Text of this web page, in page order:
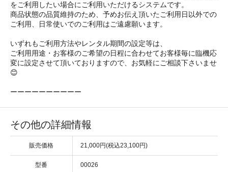
をご利用したい場合にご利用いただけるシステムです。
商品状態の品質維持のため、予めお伝え頂いたご利用日以外での
ご利用、日常使いでのご利用はご遠慮願います。
いずれもご利用方法やレンタル期間の設定等は、
ご利用用途・お客様のご希望の日程に合わせてお客様毎に臨機応
変に設定させて頂いておりますので、お気軽にご相談下さいませ
😊
ーーーーーーーーーー
その他の詳細情報
販売価格 21,000円(税込23,100円)
型番 00026